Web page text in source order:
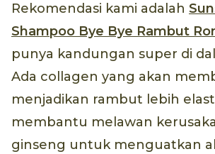
Rekomendasi kami adalah
Shampoo Bye Bye Rambut
punya kandungan super di
Ada collagen yang akan
menjadikan rambut lebih
membantu melawan
ginseng untuk menguatkan